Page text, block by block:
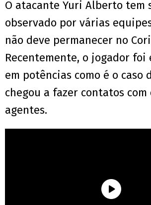
O atacante Yuri Alberto tem
observado por várias
não deve permanecer no
Recentemente, o jogador foi
em potências como é o caso
chegou a fazer contatos com
agentes.